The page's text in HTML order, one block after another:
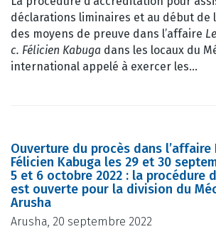
déclarations liminaires et au début de
des moyens de preuve dans l’affaire
c. Félicien Kabuga dans les locaux du
international appelé à exercer les…
Ouverture du procès dans l’affaire
Félicien Kabuga les 29 et 30
5 et 6 octobre 2022 : la procédure
est ouverte pour la division du
Arusha
Arusha, 20 septembre 2022